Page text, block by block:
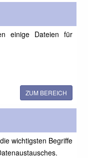
einige Dateien für
ZUM BEREICH
wichtigsten Begriffe